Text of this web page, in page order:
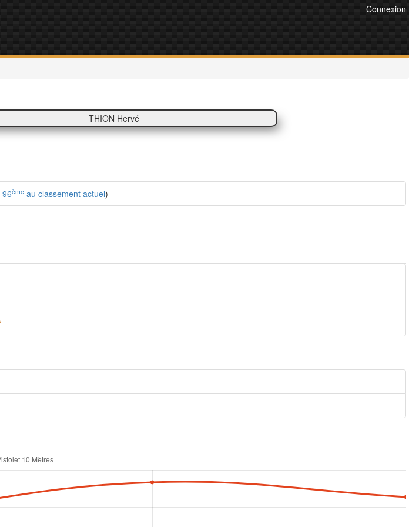
Connexion
THION Hervé
96ème au classement actuel)